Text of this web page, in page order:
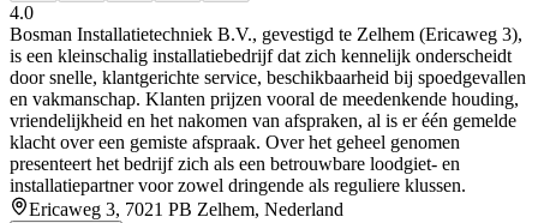
4.0
Bosman Installatietechniek B.V., gevestigd te Zelhem (Ericaweg 3),
is een kleinschalig installatiebedrijf dat zich kennelijk onderscheidt
door snelle, klantgerichte service, beschikbaarheid bij spoedgevallen
en vakmanschap. Klanten prijzen vooral de meedenkende houding,
vriendelijkheid en het nakomen van afspraken, al is er één gemelde
klacht over een gemiste afspraak. Over het geheel genomen
presenteert het bedrijf zich als een betrouwbare loodgiet- en
installatiepartner voor zowel dringende als reguliere klussen.
Ericaweg 3, 7021 PB Zelhem, Nederland